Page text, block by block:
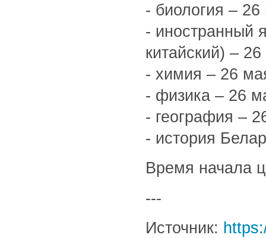
- биология –
- иностранный
китайский) –
- химия – 26
- физика – 26
- география –
- история
Время начала
---
Источник: